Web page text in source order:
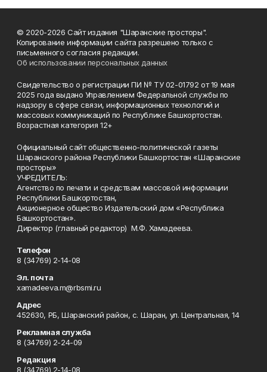
© 2020-2026 Сайт издания "Шаранские просторы".
Копирование информации сайта разрешено только с
письменного согласия редакции.
Об использовании персональных данных
Свидетельство о регистрации ПИ № ТУ 02-01792 от 19 мая
2025 года выдано Управлением Федеральной службы по
надзору в сфере связи, информационных технологий и
массовых коммуникаций по Республике Башкортостан.
Возрастная категория 12+
Официальный сайт общественно-политической газеты
Шаранского района Республики Башкортостан «Шаранские
просторы»
УЧРЕДИТЕЛЬ:
Агентство по печати и средствам массовой информации
Республики Башкортостан,
Акционерное общество Издательский дом «Республика
Башкортостан».
Директор (главный редактор) М.Ф. Хамадеева.
Телефон
8 (34769) 2-14-08
Эл. почта
xamadeeva.m@rbsmi.ru
Адрес
452630, РБ, Шаранский район, с. Шаран, ул. Центральная, 14
Рекламная служба
8 (34769) 2-24-09
Редакция
8 (34769) 2-14-08